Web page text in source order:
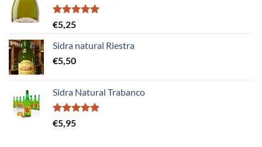
Gewaardeerd
5.00
€5,25
Sidra natural Riestra
€5,50
Sidra Natural Trabanco
Gewaardeerd
5.00
€5,95